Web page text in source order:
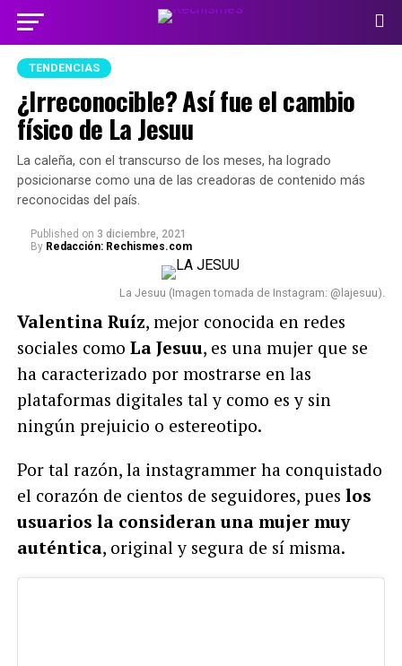
TENDENCIAS
¿Irreconocible? Así fue el cambio
físico de La Jesuu
La caleña, con el transcurso de los meses, ha logrado
posicionarse como una de las creadoras de contenido más
reconocidas del país.
Published on 3 diciembre, 2021
By Redacción: Rechismes.com
La Jesuu (Imagen tomada de Instagram: @lajesuu).
Valentina Ruíz, mejor conocida en redes
sociales como La Jesuu, es una mujer que se
ha caracterizado por mostrarse en las
plataformas digitales tal y como es y sin
ningún prejuicio o estereotipo.
Por tal razón, la instagrammer ha conquistado
el corazón de cientos de seguidores, pues los
usuarios la consideran una mujer muy
auténtica, original y segura de sí misma.